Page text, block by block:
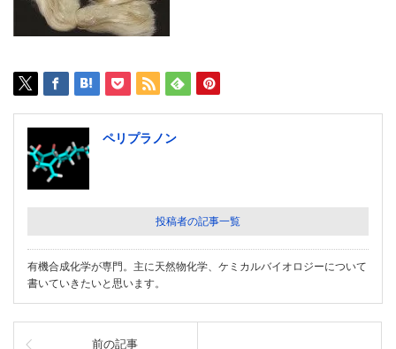
ペリプラノン
投稿者の記事一覧
有機合成化学が専門。主に天然物化学、ケミカルバイオロジーについて
書いていきたいと思います。
前の記事